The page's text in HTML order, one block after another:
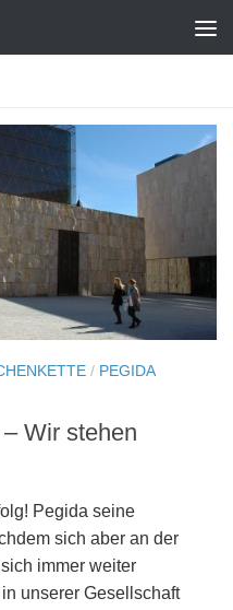
/ PEGIDA
Wir stehen
Pegida seine
sich aber an der
immer weiter
unserer Gesellschaft